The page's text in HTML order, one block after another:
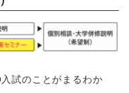
試のことがまるわか